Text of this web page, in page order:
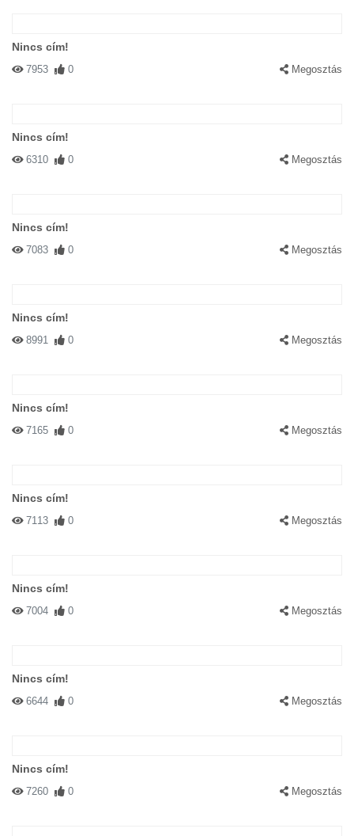
Nincs cím!
7953 0 Megosztás
Nincs cím!
6310 0 Megosztás
Nincs cím!
7083 0 Megosztás
Nincs cím!
8991 0 Megosztás
Nincs cím!
7165 0 Megosztás
Nincs cím!
7113 0 Megosztás
Nincs cím!
7004 0 Megosztás
Nincs cím!
6644 0 Megosztás
Nincs cím!
7260 0 Megosztás